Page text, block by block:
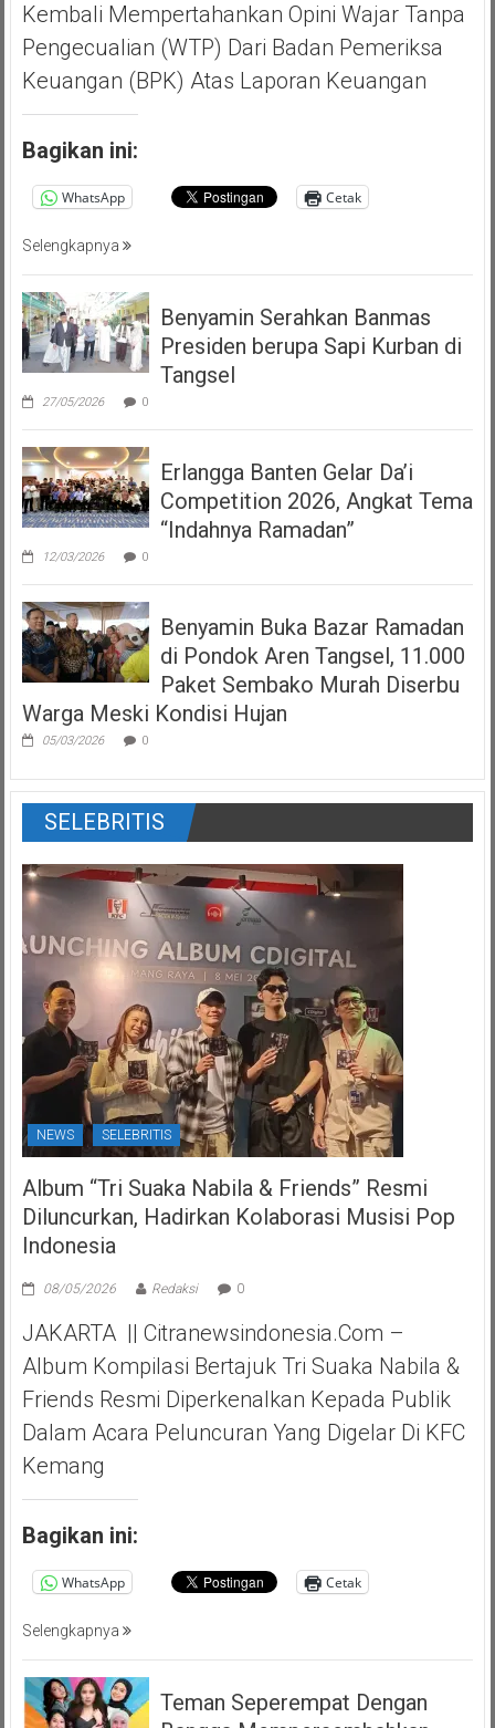
Kembali Mempertahankan Opini Wajar Tanpa
Pengecualian (WTP) Dari Badan Pemeriksa
Keuangan (BPK) Atas Laporan Keuangan
Bagikan ini:
WhatsApp Cetak
Selengkapnya
Benyamin Serahkan Banmas
Presiden berupa Sapi Kurban di
Tangsel
27/05/2026 0
Erlangga Banten Gelar Da’i
Competition 2026, Angkat Tema
“Indahnya Ramadan”
12/03/2026 0
Benyamin Buka Bazar Ramadan
di Pondok Aren Tangsel, 11.000
Paket Sembako Murah Diserbu
Warga Meski Kondisi Hujan
05/03/2026 0
SELEBRITIS
NEWS SELEBRITIS
Album “Tri Suaka Nabila & Friends” Resmi
Diluncurkan, Hadirkan Kolaborasi Musisi Pop
Indonesia
08/05/2026 Redaksi 0
JAKARTA || Citranewsindonesia.com –
Album Kompilasi Bertajuk Tri Suaka Nabila &
Friends Resmi Diperkenalkan Kepada Publik
Dalam Acara Peluncuran Yang Digelar Di KFC
Kemang
Bagikan ini:
WhatsApp Cetak
Selengkapnya
Teman Seperempat Dengan